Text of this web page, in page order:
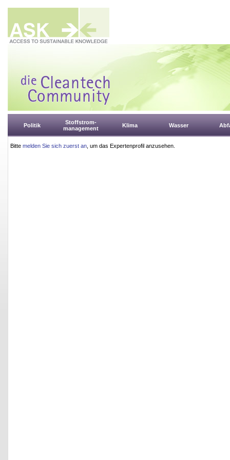
Politik
Stoffstrom-
management
Klima Wasser
Bitte melden Sie sich zuerst an , um das Expertenprofil anzusehen.